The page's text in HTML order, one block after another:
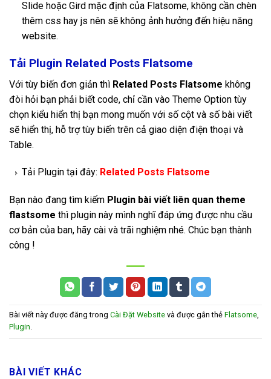
Slide hoặc Gird mặc định của Flatsome, không cần chèn
thêm css hay js nên sẽ không ảnh hưởng đến hiệu năng
website.
Tải Plugin Related Posts Flatsome
Với tùy biến đơn giản thì Related Posts Flatsome không
đòi hỏi bạn phải biết code, chỉ cần vào Theme Option tùy
chọn kiểu hiển thị bạn mong muốn với số cột và số bài viết
sẽ hiển thị, hỗ trợ tùy biến trên cả giao diện điện thoại và
Table.
Tải Plugin tại đây: Related Posts Flatsome
Bạn nào đang tìm kiếm Plugin bài viết liên quan theme
flastsome thì plugin này mình nghĩ đáp ứng được nhu cầu
cơ bản của ban, hãy cài và trãi nghiệm nhé. Chúc bạn thành
công !
Bài viết này được đăng trong Cài Đặt Website và được gắn thẻ Flatsome,
Plugin.
BÀI VIẾT KHÁC